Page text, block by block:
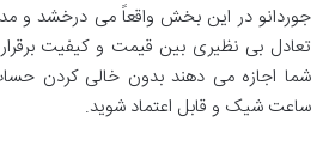
جوردانو در این بخش واقعاً می درخشد و
تعادل بی نظیری بین قیمت و کیفیت
شما اجازه می دهند بدون خالی کردن
ساعت شیک و قابل اعتماد شوید.